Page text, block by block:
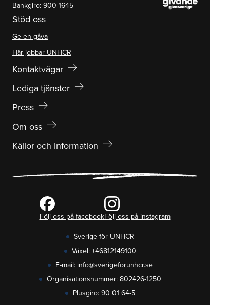
Bankgiro: 900-1645
Stöd oss
Ge en gåva
Här jobbar UNHCR
Kontaktvägar arrow_right_alt
Lediga tjänster arrow_right_alt
Press arrow_right_alt
Om oss arrow_right_alt
Källor och information arrow_right_alt
Följ oss på facebookFölj oss på instagram
Sverige för UNHCR
Växel: +46812149100
E-mail: info@sverigeforunhcr.se
Organisationsnummer: 802426-1250
Plusgiro: 90 01 64-5